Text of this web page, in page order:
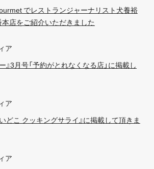
でレストランジャーナリスト犬養裕
店をご紹介いただきました
ア
』3月号「予約がとれなくなる店」に掲載し
ア
どこ クッキングサライ』に掲載して頂きま
ア